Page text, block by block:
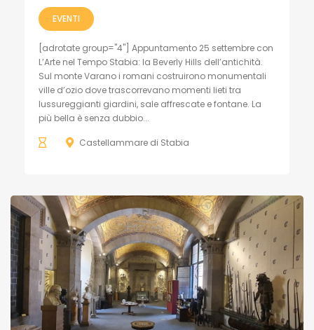
EVENTI
[adrotate group="4"] Appuntamento 25 settembre con
L’Arte nel Tempo Stabia: la Beverly Hills dell’antichità.
Sul monte Varano i romani costruirono monumentali
ville d’ozio dove trascorrevano momenti lieti tra
lussureggianti giardini, sale affrescate e fontane. La
più bella è senza dubbio...
Castellammare di Stabia